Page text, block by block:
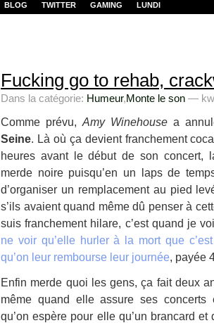
BLOG TWITTER GAMING LUNDI
Fucking go to rehab,
Dans la catégorie: Humeur,Monte le son —
Comme prévu, Amy Winehousea
Seine. Là où ça devient franchement
heures avant le début de son concert,
merde noire puisqu’en un laps de
d’organiser un remplacement au pied
s’ils avaient quand même dû penser à
suis franchement hilare, c’est quand je
ne voir qu’elle hurler à la mort que
qu’on leur rembourse leur journée, payée
Enfin merde quoi les gens, ça fait deux
même quand elle assure ses concerts
qu’on espère pour elle qu’un brancard